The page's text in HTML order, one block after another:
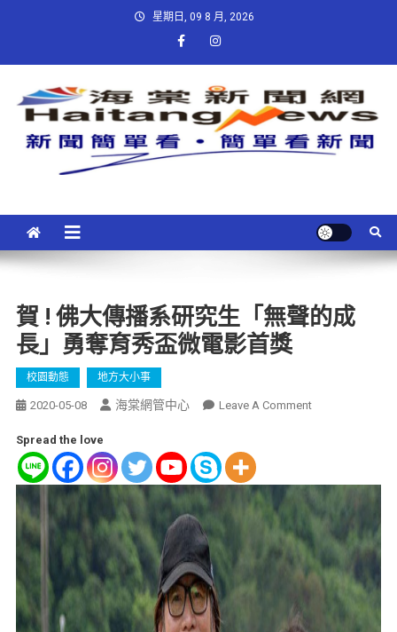
星期日, 09 8 月, 2026
賀 ! 佛大傳播系研究生「無聲的成
長」勇奪育秀盃微電影首獎
校園動態 地方大小事
2020-05-08 海棠網管中心 Leave A Comment
Spread the love